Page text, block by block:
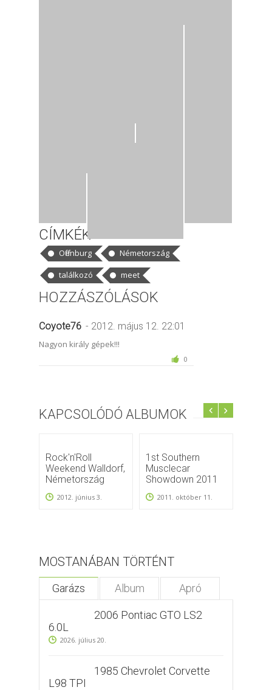
CÍMKÉK
Offenburg
Németország
találkozó
meet
HOZZÁSZÓLÁSOK
Coyote76 - 2012. május 12. 22:01
Nagyon király gépek!!!
0
KAPCSOLÓDÓ ALBUMOK
Rock'n'Roll
Weekend Walldorf,
Németország
2012. június 3.
1st Southern
Musclecar
Showdown 2011
2011. október 11.
MOSTANÁBAN TÖRTÉNT
Garázs Album Apró
2006 Pontiac GTO LS2
6.0L
2026. július 20.
1985 Chevrolet Corvette
L98 TPI